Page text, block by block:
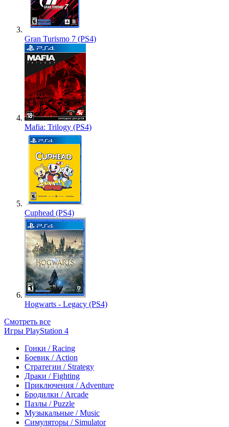
Gran Turismo 7 (PS4)
Mafia: Trilogy (PS4)
Cuphead (PS4)
Hogwarts - Legacy (PS4)
Смотреть все
Игры PlayStation 4
Гонки / Racing
Боевик / Action
Стратегии / Strategy
Драки / Fighting
Приключения / Adventure
Бродилки / Arcade
Пазлы / Puzzle
Музыкальные / Music
Симуляторы / Simulator